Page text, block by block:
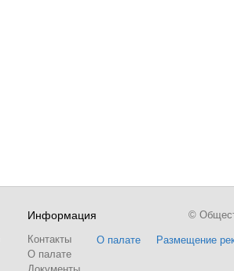
Информация
Контакты
О палате
О палате Размещение
©